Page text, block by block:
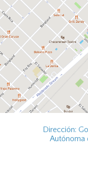
Dirección:
Autónoma